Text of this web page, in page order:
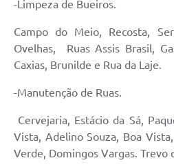
Plano de Saneamento
Contas Públicas
Publicações Legais
-Limpeza de Bueiros.
Campo do Meio, Recosta,
Ovelhas, Ruas Assis Brasil,
Caxias, Brunilde e Rua da Laje.
-Manutenção de Ruas.
Cervejaria, Estácio da Sá,
Vista, Adelino Souza, Boa
Verde, Domingos Vargas. Trevo